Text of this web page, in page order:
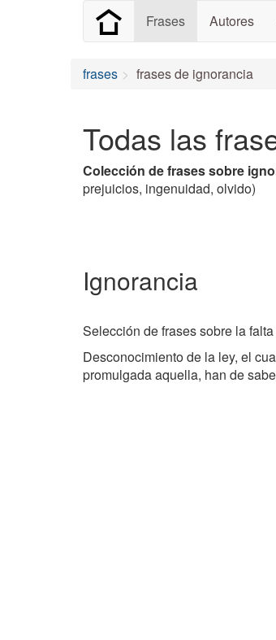
Frases Autores
frases frases de ignorancia
Todas las
Colección de frases sobre
prejuicios, ingenuidad, olvido)
Ignorancia
Selección de frases sobre la
Desconocimiento de la ley, el
promulgada aquella, han de